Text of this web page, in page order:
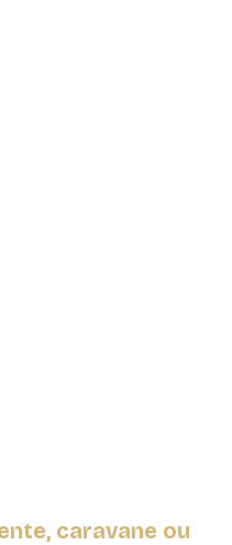
caravane ou